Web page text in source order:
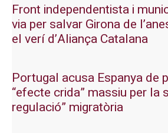
Front independentista i
via per salvar Girona de
el verí d’Aliança Catalana
Portugal acusa Espanya de
“efecte crida” massiu per la
regulació” migratòria